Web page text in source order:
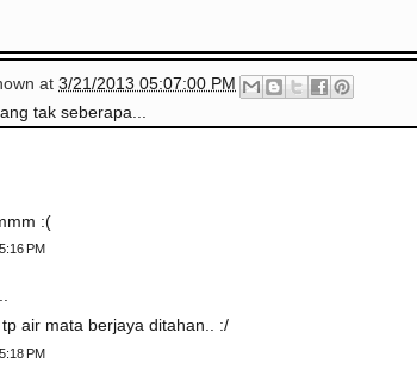
at 3/21/2013 05:07:00 PM
tak seberapa...
:(
PM
air mata berjaya ditahan.. :/
PM